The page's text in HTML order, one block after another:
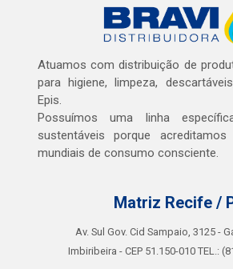
Atuamos com distribuição de
para higiene, limpeza,
Epis.
Possuímos uma linha
sustentáveis porque
mundiais de consumo consciente.
Matriz Recife /
Av. Sul Gov. Cid Sampaio, 3125 -
Imbiribeira - CEP 51.150-010 TEL.: